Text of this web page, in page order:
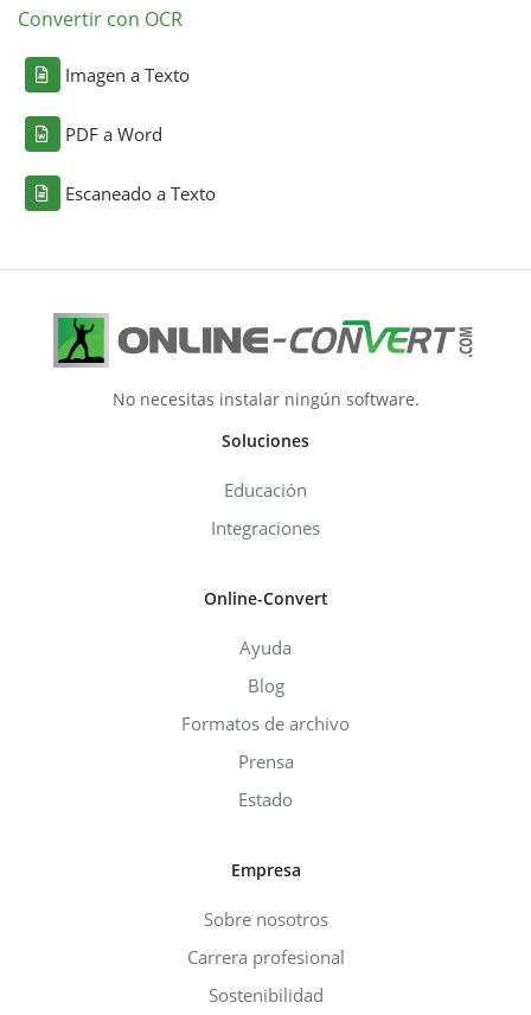
Convertir con OCR
Imagen a Texto
PDF a Word
Escaneado a Texto
No necesitas instalar ningún software.
Soluciones
Educación
Integraciones
Online-Convert
Ayuda
Blog
Formatos de archivo
Prensa
Estado
Empresa
Sobre nosotros
Carrera profesional
Sostenibilidad